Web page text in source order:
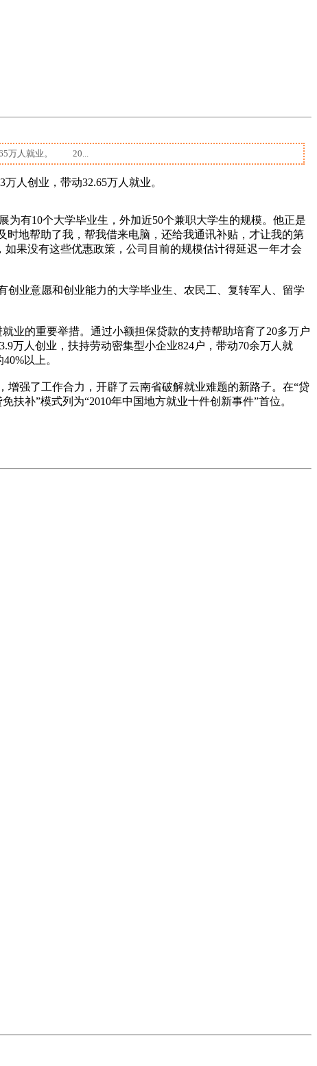
万人就业。 20...
人创业，带动32.65万人就业。
有10个大学毕业生，外加近50个兼职大学生的规模。他正是
时地帮助了我，帮我借来电脑，还给我通讯补贴，才让我的第
果没有这些优惠政策，公司目前的规模估计得延迟一年才会
业意愿和创业能力的大学毕业生、农民工、复转军人、留学
的重要举措。通过小额担保贷款的支持帮助培育了20多万户
万人创业，扶持劳动密集型小企业824户，带动70余万人就
以上。
强了工作合力，开辟了云南省破解就业难题的新路子。在“贷
补”模式列为“2010年中国地方就业十件创新事件”首位。